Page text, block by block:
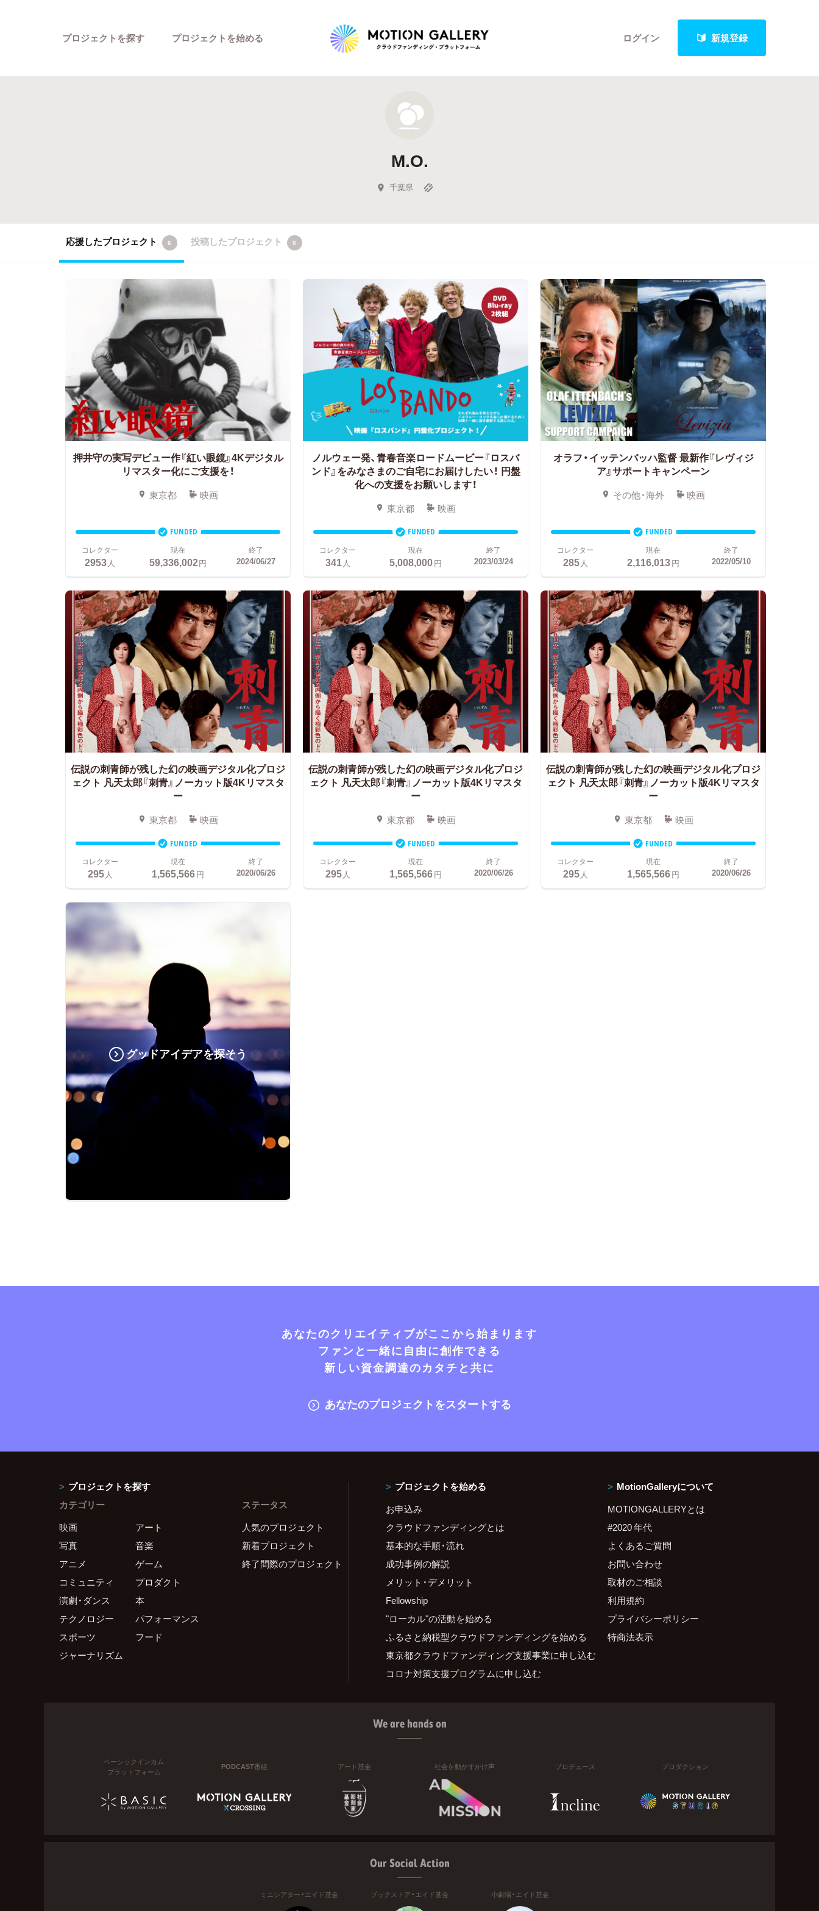
ログイン 新規登録
プロジェクトを探す
新着プロジェクト
Feature
キュレーターから探す
プロジェクトを始める
M.O.
千葉県
応援したプロジェクト 6 投稿したプロジェクト 0
押井守の実写デビュー作『紅い眼鏡』4Kデジタル
リマスター化にご支援を！
東京都 映画
FUNDED
コレクター
2953人
現在
59,336,002円
終了
2024/06/27
ノルウェー発、青春音楽ロードムービー『ロスバ
ンド』をみなさまのご自宅にお届けしたい！ 円盤
化への支援をお願いします！
東京都 映画
FUNDED
コレクター
341人
現在
5,008,000円
終了
2023/03/24
オラフ・イッテンバッハ監督最新作『レヴィジ
ア』サポートキャンペーン
その他・海外 映画
FUNDED
コレクター
285人
現在
2,116,013円
終了
2022/05/10
伝説の刺青師が残した幻の映画デジタル化プロジ
ェクト 凡天太郎『刺青』ノーカット版4Kリマスタ
ー
東京都 映画
FUNDED
コレクター
295人
現在
1,565,566円
終了
2020/06/26
伝説の刺青師が残した幻の映画デジタル化プロジ
ェクト 凡天太郎『刺青』ノーカット版4Kリマスタ
ー
東京都 映画
FUNDED
コレクター
295人
現在
1,565,566円
終了
2020/06/26
伝説の刺青師が残した幻の映画デジタル化プロジ
ェクト 凡天太郎『刺青』ノーカット版4Kリマスタ
ー
東京都 映画
FUNDED
コレクター
295人
現在
1,565,566円
終了
2020/06/26
グッドアイデアを探そう
あなたのクリエイティブがここから始まります
ファンと一緒に自由に創作できる
新しい資金調達のカタチと共に
あなたのプロジェクトをスタートする
プロジェクトを探す
カテゴリー
映画
アート
写真
音楽
アニメ
ゲーム
コミュニティ
プロダクト
演劇・ダンス
本
テクノロジー
パフォーマンス
スポーツ
フード
ジャーナリズム
ステータス
人気のプロジェクト
新着プロジェクト
終了間際のプロジェクト
プロジェクトを始める
お申込み
クラウドファンディングとは
基本的な手順・流れ
成功事例の解説
メリット・デメリット
Fellowship
"ローカル"の活動を始める
ふるさと納税型クラウドファンディングを始める
東京都クラウドファンディング支援事業に申し込む
コロナ対策支援プログラムに申し込む
MotionGalleryについて
MOTIONGALLERYとは
#2020 年代
よくあるご質問
お問い合わせ
取材のご相談
利用規約
プライバシーポリシー
特商法表示
We are hands on
ベーシックインカム
プラットフォーム
PODCAST番組 アート基金 社会を動かすかけ声 プロデュース プロダクション
Our Social Action
ミニシアター・エイド基金 ブックストア・エイド基金 小劇場・エイド基金